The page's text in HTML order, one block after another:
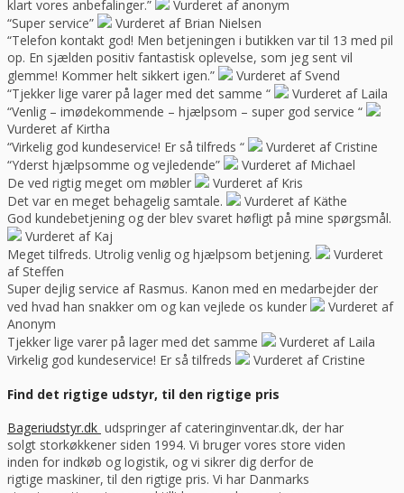
klart vores anbefalinger.”
Vurderet af anonym
“Super service”
Vurderet af Brian Nielsen
“Telefon kontakt god! Men betjeningen i butikken var til 13 med pil
op. En sjælden positiv fantastisk oplevelse, som jeg sent vil
glemme! Kommer helt sikkert igen.”
Vurderet af Svend
“Tjekker lige varer på lager med det samme “
Vurderet af Laila
“Venlig – imødekommende – hjælpsom – super god service “
Vurderet af Kirtha
“Virkelig god kundeservice! Er så tilfreds “
Vurderet af Cristine
“Yderst hjælpsomme og vejledende”
Vurderet af Michael
De ved rigtig meget om møbler
Vurderet af Kris
Det var en meget behagelig samtale.
Vurderet af Käthe
God kundebetjening og der blev svaret høfligt på mine spørgsmål.
Vurderet af Kaj
Meget tilfreds. Utrolig venlig og hjælpsom betjening.
Vurderet
af Steffen
Super dejlig service af Rasmus. Kanon med en medarbejder der
ved hvad han snakker om og kan vejlede os kunder
Vurderet af
Anonym
Tjekker lige varer på lager med det samme
Vurderet af Laila
Virkelig god kundeservice! Er så tilfreds
Vurderet af Cristine
Find det rigtige udstyr, til den rigtige pris
Bageriudstyr.dk udspringer af cateringinventar.dk, der har
solgt storkøkkener siden 1994. Vi bruger vores store viden
inden for indkøb og logistik, og vi sikrer dig derfor de
rigtige maskiner, til den rigtige pris. Vi har Danmarks